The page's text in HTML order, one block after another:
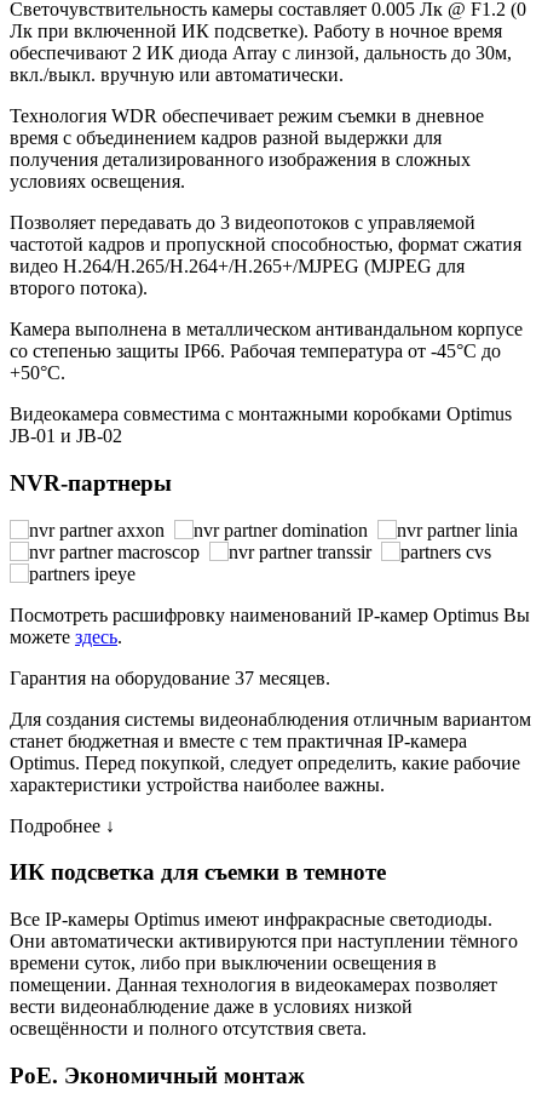
Светочувствительность камеры составляет 0.005 Лк @ F1.2 (0
Лк при включенной ИК подсветке). Работу в ночное время
обеспечивают 2 ИК диода Array с линзой, дальность до 30м,
вкл./выкл. вручную или автоматически.
Технология WDR обеспечивает режим съемки в дневное
время с объединением кадров разной выдержки для
получения детализированного изображения в сложных
условиях освещения.
Позволяет передавать до 3 видеопотоков с управляемой
частотой кадров и пропускной способностью, формат сжатия
видео Н.264/H.265/Н.264+/H.265+/MJPEG (MJPEG для
второго потока).
Камера выполнена в металлическом антивандальном корпусе
со степенью защиты IP66. Рабочая температура от -45°С до
+50°С.
Видеокамера совместима с монтажными коробками Optimus
JB-01 и JB-02
NVR-партнеры
Посмотреть расшифровку наименований IP-камер Optimus Вы
можете здесь.
Гарантия на оборудование 37 месяцев.
Для создания системы видеонаблюдения отличным вариантом
станет бюджетная и вместе с тем практичная IP-камера
Optimus. Перед покупкой, следует определить, какие рабочие
характеристики устройства наиболее важны.
Подробнее ↓
ИК подсветка для съемки в темноте
Все IP-камеры Optimus имеют инфракрасные светодиоды.
Они автоматически активируются при наступлении тёмного
времени суток, либо при выключении освещения в
помещении. Данная технология в видеокамерах позволяет
вести видеонаблюдение даже в условиях низкой
освещённости и полного отсутствия света.
PoE. Экономичный монтаж